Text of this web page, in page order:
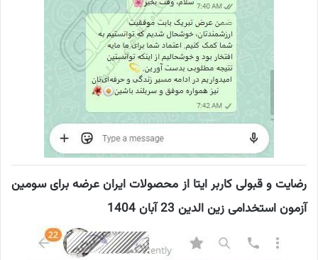
رضایت و قبولی کاربر ایتا از محصولات ایران عرضه برای سومین
آزمون استخدامی زین الدین 23 آبان 1404